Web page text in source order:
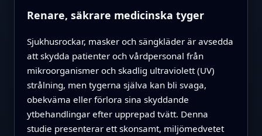
Renare, säkrare medicinska tyger
Sjukhusrockar, masker och sängkläder är avsedda
att skydda patienter och vårdpersonal från
mikroorganismer och skadlig ultraviolett (UV)
strålning, men tygerna själva kan bli svaga,
obekväma eller förlora sina skyddande
ytbehandlingar efter upprepad tvätt. Denna
studie presenterar ett skonsamt, miljömedvetet